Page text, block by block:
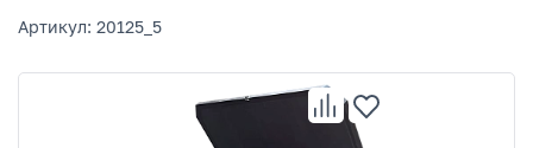
Артикул: 20125_5